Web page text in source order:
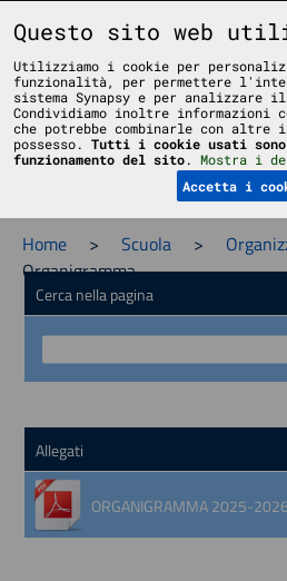
Liceo Scientifico Statale Bruno
Home > Scuola >
Organigramma
Cerca nella pagina
Allegati
ORGANIGRAMMA 2025-2026
Questo sito web
Utilizziamo i cookie per
funzionalità, per permettere
sistema Synapsy e per
Condividiamo inoltre informazioni
che potrebbe combinarle con altre
possesso. Tutti i cookie usati sono
funzionamento del sito. Mostra i
Accetta i